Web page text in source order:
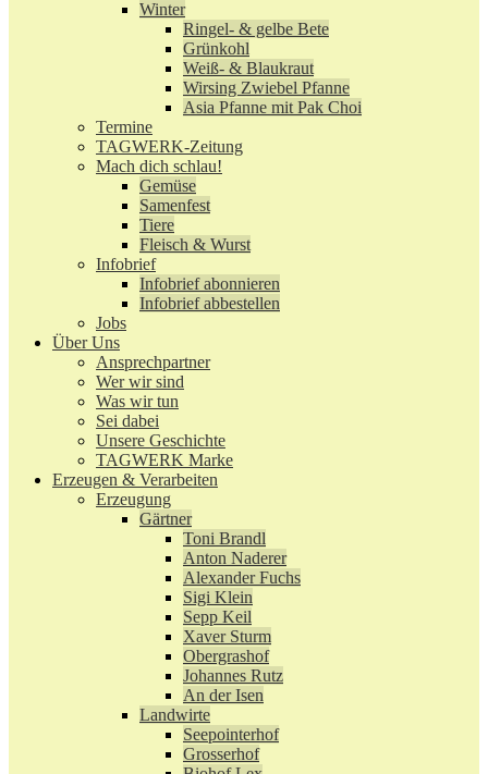
Winter
Ringel- & gelbe Bete
Grünkohl
Weiß- & Blaukraut
Wirsing Zwiebel Pfanne
Asia Pfanne mit Pak Choi
Termine
TAGWERK-Zeitung
Mach dich schlau!
Gemüse
Samenfest
Tiere
Fleisch & Wurst
Infobrief
Infobrief abonnieren
Infobrief abbestellen
Jobs
Über Uns
Ansprechpartner
Wer wir sind
Was wir tun
Sei dabei
Unsere Geschichte
TAGWERK Marke
Erzeugen & Verarbeiten
Erzeugung
Gärtner
Toni Brandl
Anton Naderer
Alexander Fuchs
Sigi Klein
Sepp Keil
Xaver Sturm
Obergrashof
Johannes Rutz
An der Isen
Landwirte
Seepointerhof
Grosserhof